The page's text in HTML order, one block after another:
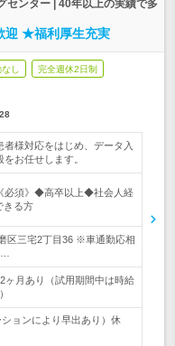
センター | 40年以上の実績で多
迎 ★福利厚生充実
し 完全週休2日制
様対応をはじめ、データ入
お任せします。
必須》◆高卒以上◆社会人経
きる方
区三宅2丁目36 ※車通勤応相
ヶ月あり（試用期間中は時給
ョンにより早出あり）休